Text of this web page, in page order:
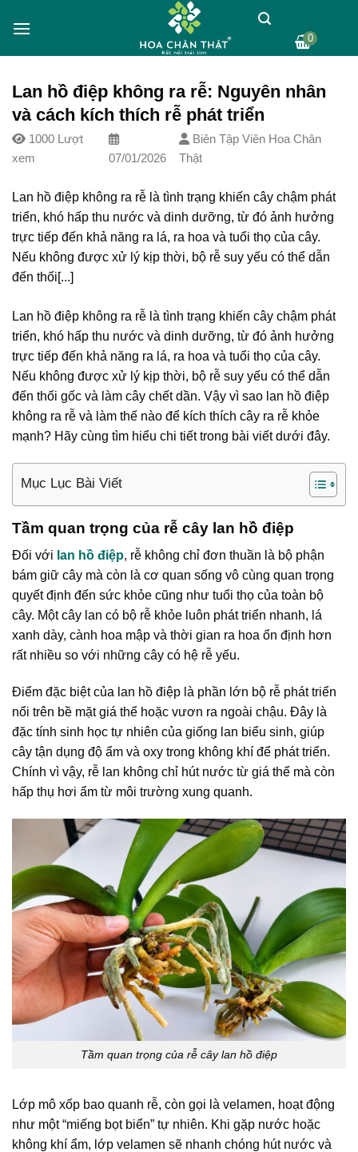
0
Lan hồ điệp không ra rễ: Nguyên nhân
và cách kích thích rễ phát triển
1000 Lượt
xem
07/01/2026
Biên Tập Viên Hoa Chân
Thật
Lan hồ điệp không ra rễ là tình trạng khiến cây chậm phát
triển, khó hấp thu nước và dinh dưỡng, từ đó ảnh hưởng
trực tiếp đến khả năng ra lá, ra hoa và tuổi thọ của cây.
Nếu không được xử lý kịp thời, bộ rễ suy yếu có thể dẫn
đến thối[...]
Lan hồ điệp không ra rễ là tình trạng khiến cây chậm phát
triển, khó hấp thu nước và dinh dưỡng, từ đó ảnh hưởng
trực tiếp đến khả năng ra lá, ra hoa và tuổi thọ của cây.
Nếu không được xử lý kịp thời, bộ rễ suy yếu có thể dẫn
đến thối gốc và làm cây chết dần. Vậy vì sao lan hồ điệp
không ra rễ và làm thế nào để kích thích cây ra rễ khỏe
mạnh? Hãy cùng tìm hiểu chi tiết trong bài viết dưới đây.
Mục Lục Bài Viết
Tầm quan trọng của rễ cây lan hồ điệp
Đối với lan hồ điệp, rễ không chỉ đơn thuần là bộ phận
bám giữ cây mà còn là cơ quan sống vô cùng quan trọng
quyết định đến sức khỏe cũng như tuổi thọ của toàn bộ
cây. Một cây lan có bộ rễ khỏe luôn phát triển nhanh, lá
xanh dày, cành hoa mập và thời gian ra hoa ổn định hơn
rất nhiều so với những cây có hệ rễ yếu.
Điểm đặc biệt của lan hồ điệp là phần lớn bộ rễ phát triển
nổi trên bề mặt giá thể hoặc vươn ra ngoài chậu. Đây là
đặc tính sinh học tự nhiên của giống lan biểu sinh, giúp
cây tận dụng độ ẩm và oxy trong không khí để phát triển.
Chính vì vậy, rễ lan không chỉ hút nước từ giá thể mà còn
hấp thụ hơi ẩm từ môi trường xung quanh.
Tầm quan trọng của rễ cây lan hồ điệp
Lớp mô xốp bao quanh rễ, còn gọi là velamen, hoạt động
như một “miếng bọt biển” tự nhiên. Khi gặp nước hoặc
không khí ẩm, lớp velamen sẽ nhanh chóng hút nước và